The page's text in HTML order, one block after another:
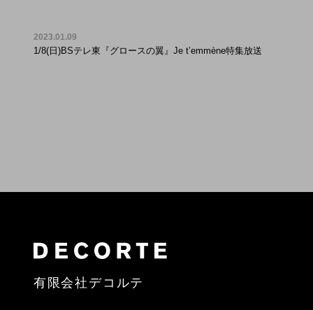
2023.01.09
1/8(日)BSテレ東『グロースの翼』Je t’emmène特集放送
有限会社デコルテ